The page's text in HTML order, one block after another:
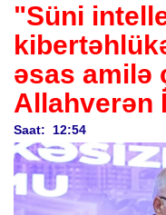
"Süni
əsas amilə
Allahverən
Saat: 12:54